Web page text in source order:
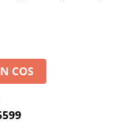
COS